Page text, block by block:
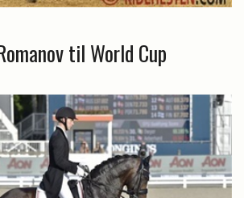
til World Cup